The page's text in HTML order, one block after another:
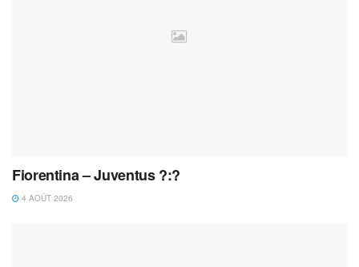
Fiorentina – Juventus ?:?
4 AOÛT 2026